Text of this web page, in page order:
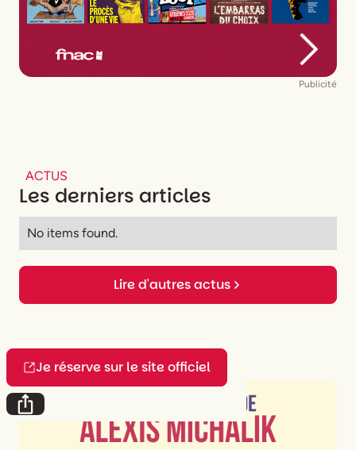
Publicité
ACTUS
Les derniers articles
No items found.
Lire d'autres actus
Je réserve sur le site officiel